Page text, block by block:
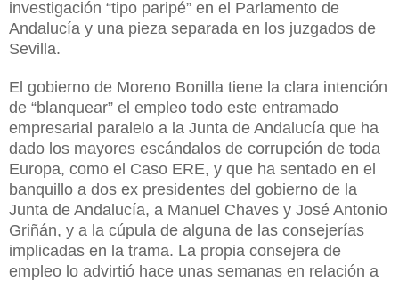
investigación “tipo paripé” en el Parlamento de
Andalucía y una pieza separada en los juzgados de
Sevilla.
El gobierno de Moreno Bonilla tiene la clara intención
de “blanquear” el empleo todo este entramado
empresarial paralelo a la Junta de Andalucía que ha
dado los mayores escándalos de corrupción de toda
Europa, como el Caso ERE, y que ha sentado en el
banquillo a dos ex presidentes del gobierno de la
Junta de Andalucía, a Manuel Chaves y José Antonio
Griñán, y a la cúpula de alguna de las consejerías
implicadas en la trama. La propia consejera de
empleo lo advirtió hace unas semanas en relación a